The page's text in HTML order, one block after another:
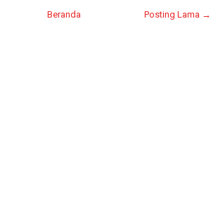
Posting Lama →
Beranda